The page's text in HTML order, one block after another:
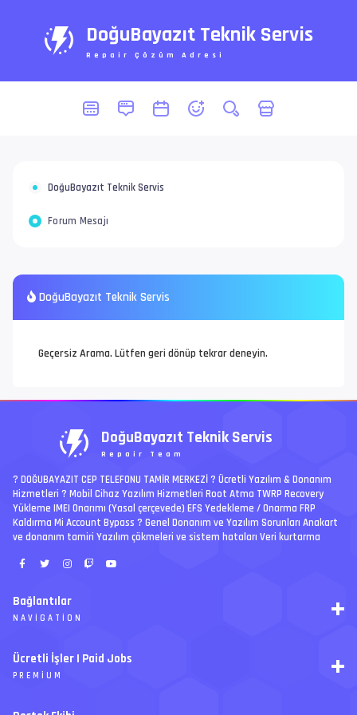
DoğuBayazıt Teknik Servis
Repair Çözüm Adresi
DoğuBayazıt Teknik Servis
Forum Mesajı
DoğuBayazıt Teknik Servis
Geçersiz Arama. Lütfen geri dönüp tekrar deneyin.
DoğuBayazıt Teknik Servis
Repair Team
? DOĞUBAYAZIT CEP TELEFONU TAMİR MERKEZİ ?️ Ücretli Yazılım & Donanım
Hizmetleri ? Mobil Cihaz Yazılım Hizmetleri Root Atma TWRP Recovery
Yükleme IMEI Onarımı (Yasal çerçevede) EFS Yedekleme / Onarma FRP
Kaldırma Mi Account Bypass ? Genel Donanım ve Yazılım Sorunları Anakart
ve donanım tamiri Yazılım çökmeleri ve sistem hataları Veri kurtarma
Bağlantılar
NAVIGATION
Arşiv
Ajanda
Ücretli İşler | Paid Jobs
PREMIUM